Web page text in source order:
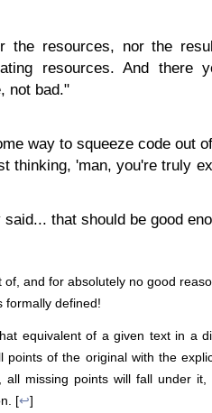
the resources, nor the
resources. And there
not bad."
way to squeeze code out
thinking, 'man, you're truly
that should be good
of, and for absolutely no good
formally defined!
equivalent of a given text in a
points of the original with the
all missing points will fall under
[↩]